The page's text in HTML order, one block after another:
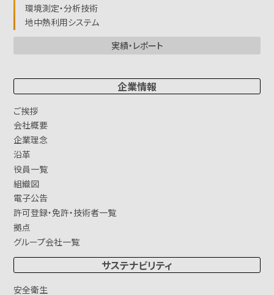
環境測定・分析技術
地中熱利用システム
実績・レポート
企業情報
ご挨拶
会社概要
企業理念
沿革
役員一覧
組織図
電子公告
許可登録・免許・技術者一覧
拠点
グループ会社一覧
サステナビリティ
安全衛生